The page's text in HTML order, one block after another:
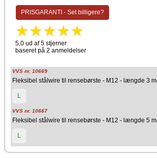
PRISGARANTI - Set billigere?
5,0 ud af 5 stjerner
baseret på 2 anmeldelser
VVS nr. 10669
Fleksibel stålwire til rensebørste - M12 - længde 3
L
VVS nr. 10667
Fleksibel stålwire til rensebørste - M12 - længde 5
L